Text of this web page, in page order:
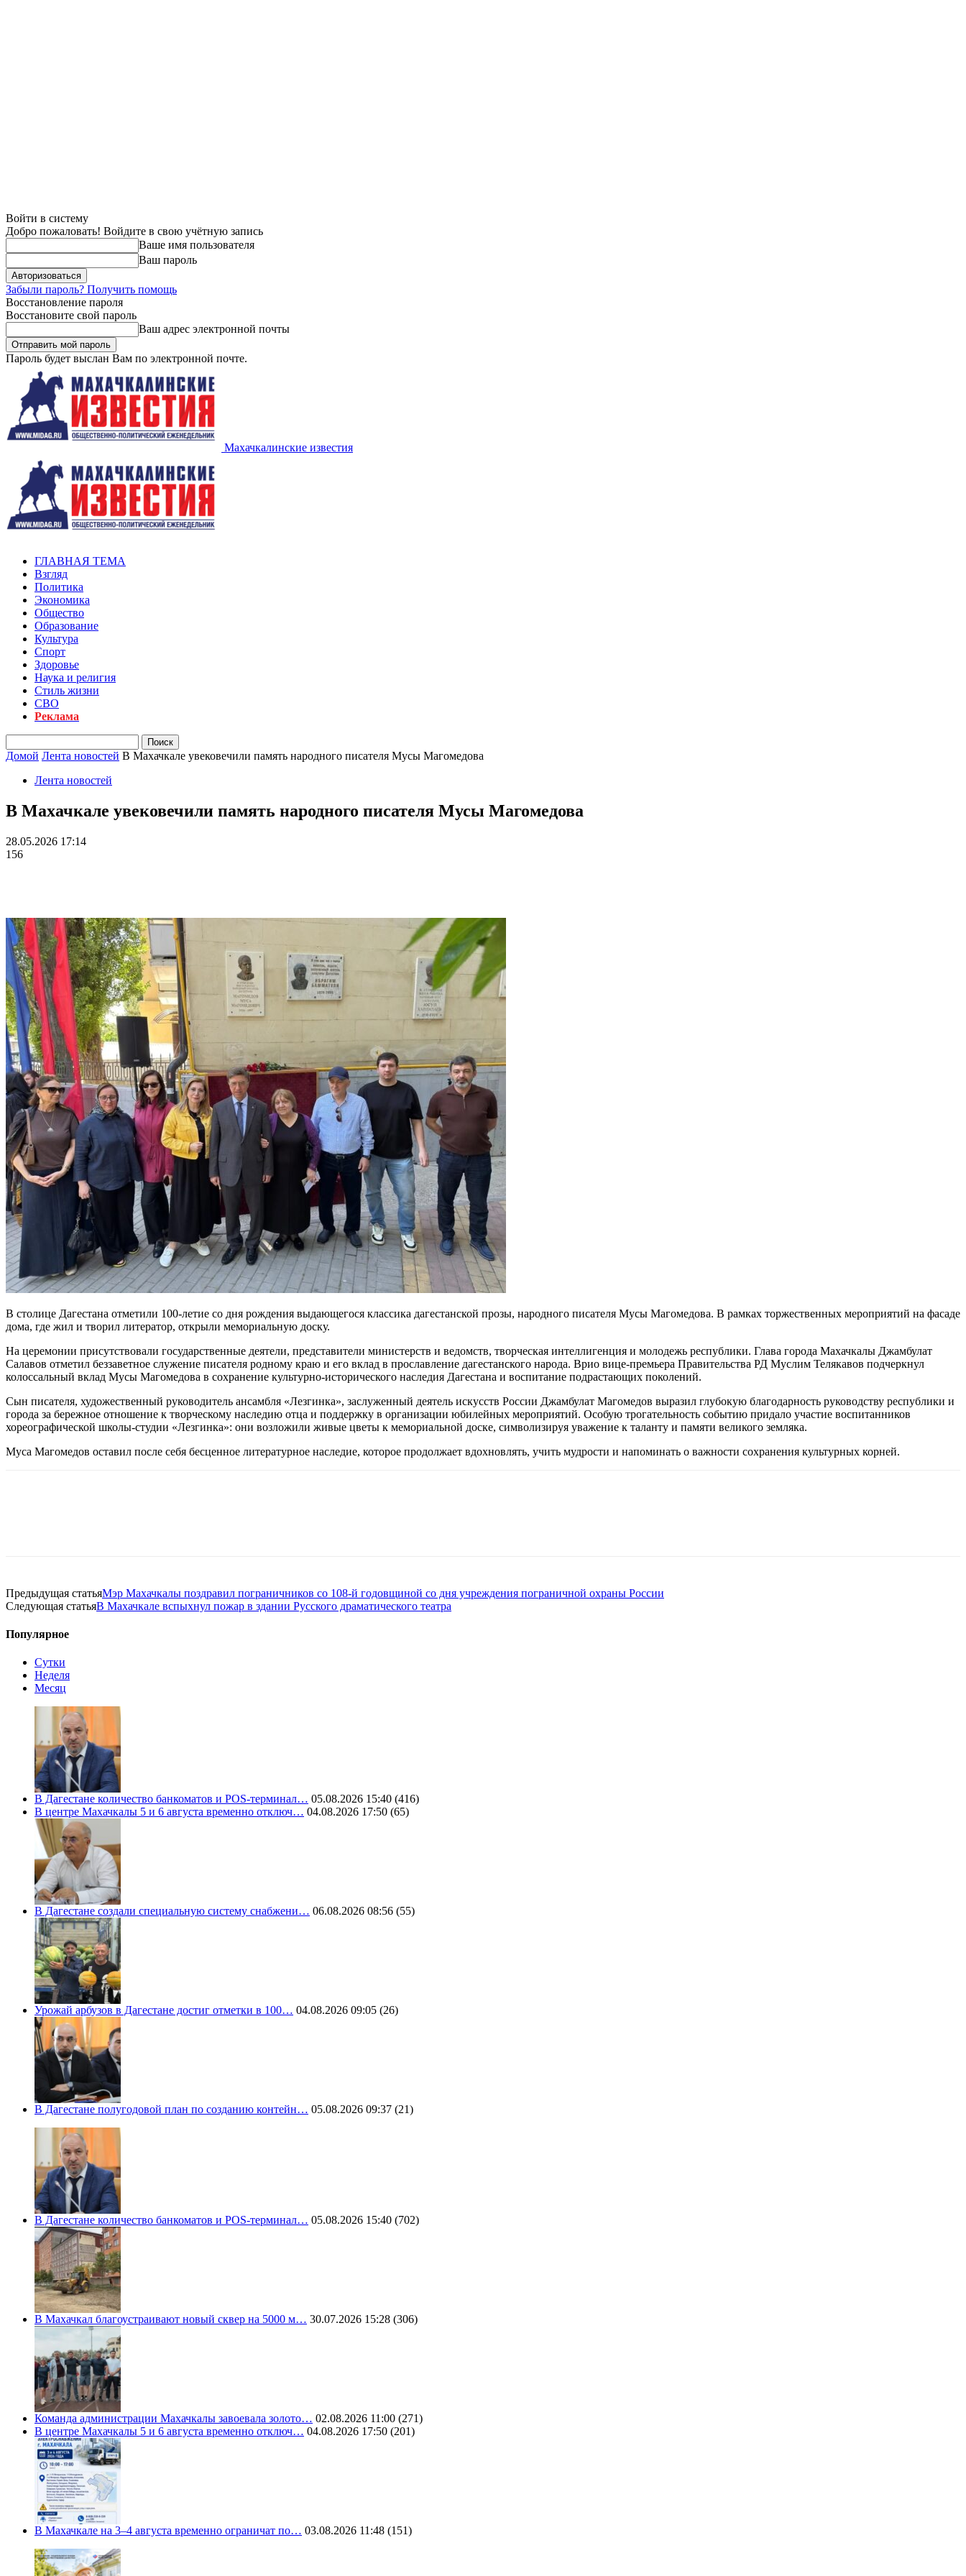
Войти в систему
Добро пожаловать! Войдите в свою учётную запись
Ваше имя пользователя
Ваш пароль
Забыли пароль? Получить помощь
Восстановление пароля
Восстановите свой пароль
Ваш адрес электронной почты
Пароль будет выслан Вам по электронной почте.
Махачкалинские известия
ГЛАВНАЯ ТЕМА
Взгляд
Политика
Экономика
Общество
Образование
Культура
Спорт
Здоровье
Наука и религия
Стиль жизни
СВО
Реклама
Домой Лента новостей В Махачкале увековечили память народного писателя Мусы Магомедова
Лента новостей
В Махачкале увековечили память народного писателя Мусы Магомедова
28.05.2026 17:14
156
В столице Дагестана отметили 100-летие со дня рождения выдающегося классика дагестанской прозы, народного писателя Мусы Магомедова. В рамках торжественных мероприятий на фасаде
дома, где жил и творил литератор, открыли мемориальную доску.
На церемонии присутствовали государственные деятели, представители министерств и ведомств, творческая интеллигенция и молодежь республики. Глава города Махачкалы Джамбулат
Салавов отметил беззаветное служение писателя родному краю и его вклад в прославление дагестанского народа. Врио вице-премьера Правительства РД Муслим Телякавов подчеркнул
колоссальный вклад Мусы Магомедова в сохранение культурно-исторического наследия Дагестана и воспитание подрастающих поколений.
Сын писателя, художественный руководитель ансамбля «Лезгинка», заслуженный деятель искусств России Джамбулат Магомедов выразил глубокую благодарность руководству республики и
города за бережное отношение к творческому наследию отца и поддержку в организации юбилейных мероприятий. Особую трогательность событию придало участие воспитанников
хореографической школы-студии «Лезгинка»: они возложили живые цветы к мемориальной доске, символизируя уважение к таланту и памяти великого земляка.
Муса Магомедов оставил после себя бесценное литературное наследие, которое продолжает вдохновлять, учить мудрости и напоминать о важности сохранения культурных корней.
Предыдущая статьяМэр Махачкалы поздравил пограничников со 108-й годовщиной со дня учреждения пограничной охраны России
Следующая статьяВ Махачкале вспыхнул пожар в здании Русского драматического театра
Популярное
Сутки
Неделя
Месяц
В Дагестане количество банкоматов и POS-терминал… 05.08.2026 15:40 (416)
В центре Махачкалы 5 и 6 августа временно отключ… 04.08.2026 17:50 (65)
В Дагестане создали специальную систему снабжени… 06.08.2026 08:56 (55)
Урожай арбузов в Дагестане достиг отметки в 100… 04.08.2026 09:05 (26)
В Дагестане полугодовой план по созданию контейн… 05.08.2026 09:37 (21)
В Дагестане количество банкоматов и POS-терминал… 05.08.2026 15:40 (702)
В Махачкал благоустраивают новый сквер на 5000 м… 30.07.2026 15:28 (306)
Команда администрации Махачкалы завоевала золото… 02.08.2026 11:00 (271)
В центре Махачкалы 5 и 6 августа временно отключ… 04.08.2026 17:50 (201)
В Махачкале на 3–4 августа временно ограничат по… 03.08.2026 11:48 (151)